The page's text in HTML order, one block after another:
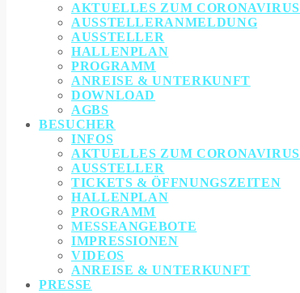
AKTUELLES ZUM CORONAVIRUS
AUSSTELLERANMELDUNG
AUSSTELLER
HALLENPLAN
PROGRAMM
ANREISE & UNTERKUNFT
DOWNLOAD
AGBS
BESUCHER
INFOS
AKTUELLES ZUM CORONAVIRUS
AUSSTELLER
TICKETS & ÖFFNUNGSZEITEN
HALLENPLAN
PROGRAMM
MESSEANGEBOTE
IMPRESSIONEN
VIDEOS
ANREISE & UNTERKUNFT
PRESSE